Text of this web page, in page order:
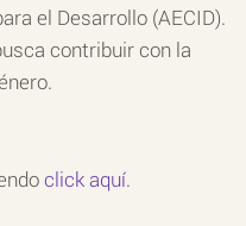
el Desarrollo (AECID).
contribuir con la
click aquí.